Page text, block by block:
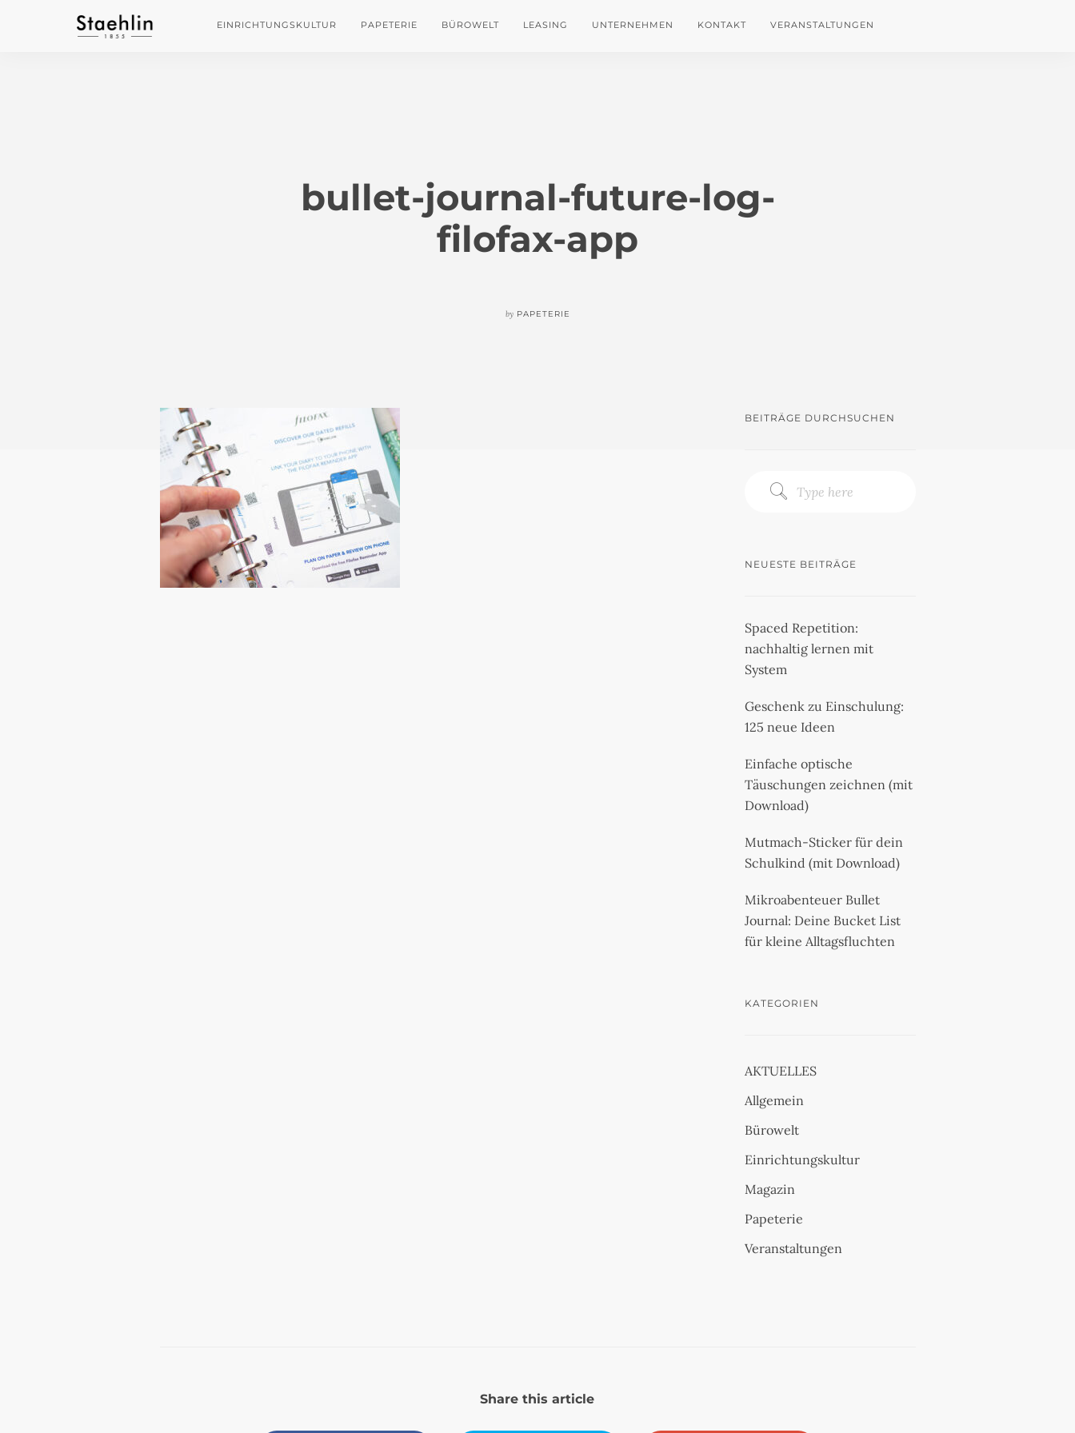
EINRICHTUNGSKULTUR PAPETERIE BÜROWELT LEASING UNTERNEHMEN KONTAKT VERANSTALTUNGEN
bullet-journal-future-log-
filofax-app
by PAPETERIE
BEITRÄGE DURCHSUCHEN
NEUESTE BEITRÄGE
Spaced Repetition:
nachhaltig lernen mit
System
Geschenk zu Einschulung:
125 neue Ideen
Einfache optische
Täuschungen zeichnen (mit
Download)
Mutmach-Sticker für dein
Schulkind (mit Download)
Mikroabenteuer Bullet
Journal: Deine Bucket List
für kleine Alltagsfluchten
KATEGORIEN
AKTUELLES
Allgemein
Bürowelt
Einrichtungskultur
Magazin
Papeterie
Veranstaltungen
Share this article